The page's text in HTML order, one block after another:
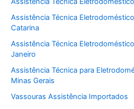
Assistência Técnica
Catarina
Assistência Técnica
Janeiro
Assistência Técnica para
Minas Gerais
Vassouras Assistência Importados